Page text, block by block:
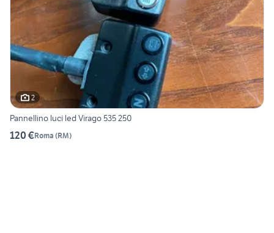
2
Pannellino luci led Virago 535 250
120 €Roma (RM)